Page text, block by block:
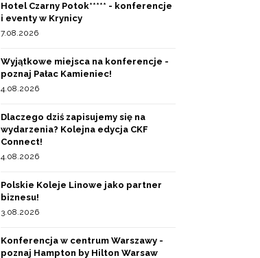
Hotel Czarny Potok***** - konferencje
i eventy w Krynicy
7.08.2026
Wyjątkowe miejsca na konferencje -
poznaj Pałac Kamieniec!
4.08.2026
Dlaczego dziś zapisujemy się na
wydarzenia? Kolejna edycja CKF
Connect!
4.08.2026
Polskie Koleje Linowe jako partner
biznesu!
3.08.2026
Konferencja w centrum Warszawy -
poznaj Hampton by Hilton Warsaw